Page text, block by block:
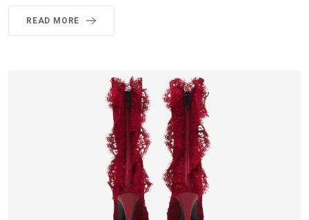
READ MORE